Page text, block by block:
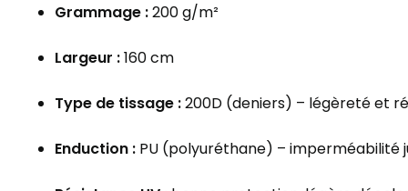
Grammage :200 g/m²
Largeur :160 cm
Type de tissage :200D (deniers) – légèreté et
Enduction : PU (polyuréthane) – imperméabilité